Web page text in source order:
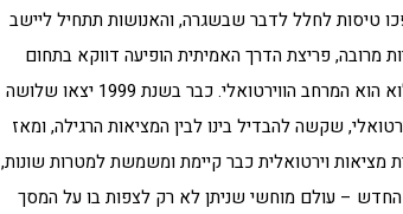
טיסות לחלל לדבר שבשגרה, והאנושות תתחיל ליישב
פריצת הדרך האמיתית הופיעה דווקא בתחום
המחשוב, ובעקבותיה נפתח עולם חדש עבור המין האנושי – הלוא הוא המרחב הווירטואלי. כבר בשנת 1999 יצאו שלושה
שקשה להבדיל בינו לבין המציאות הרגילה, ומאז
מציאות וירטואלית כבר קיימת ומשמשת למטרות שונות,
– עולם מוחשי שניתן לא רק לצפות בו על המסך